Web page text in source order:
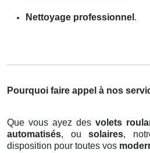
Nettoyage professionnel .
Pourquoi faire appel à nos
Que vous ayez des volets
automatisés, ousolaires,
disposition pour toutes vos